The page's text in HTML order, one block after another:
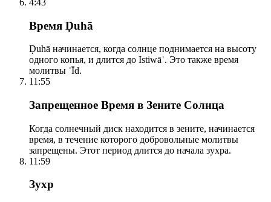
Время Ḍuhā
Ḍuhā начинается, когда солнце поднимается на высоту
одного копья, и длится до Istiwāʾ. Это также время
молитвы ʿĪd.
11:55
Запрещенное Время в Зените Солнца
Когда солнечный диск находится в зените, начинается
время, в течение которого добровольные молитвы
запрещены. Этот период длится до начала зухра.
11:59
Зухр